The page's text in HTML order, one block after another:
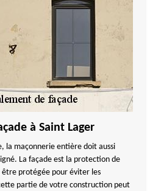
à Saint Lager
la maçonnerie entière doit aussi
La façade est la protection de
être protégée pour éviter les
partie de votre construction peut